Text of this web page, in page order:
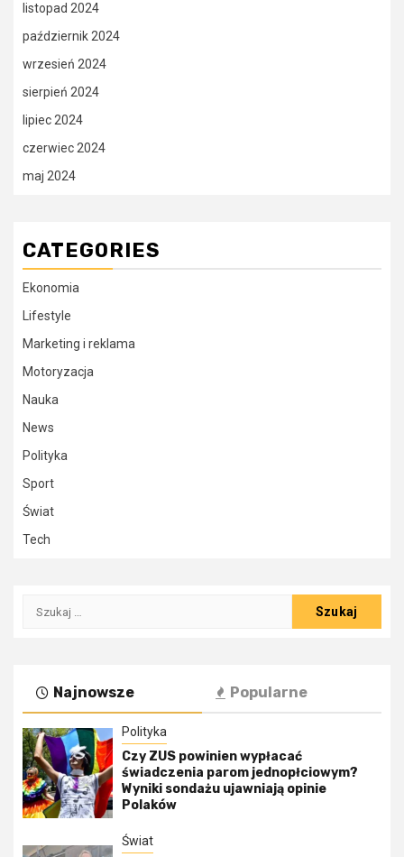
listopad 2024
październik 2024
wrzesień 2024
sierpień 2024
lipiec 2024
czerwiec 2024
maj 2024
CATEGORIES
Ekonomia
Lifestyle
Marketing i reklama
Motoryzacja
Nauka
News
Polityka
Sport
Świat
Tech
Szukaj:
Najnowsze Popularne
Polityka
Czy ZUS powinien wypłacać
świadczenia parom jednopłciowym?
Wyniki sondażu ujawniają opinie
Polaków
Świat